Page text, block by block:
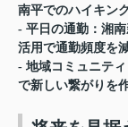
南平でのハイキン
- 平日の通勤：湘
活用で通勤頻度を
- 地域コミュニテ
で新しい繋がりを